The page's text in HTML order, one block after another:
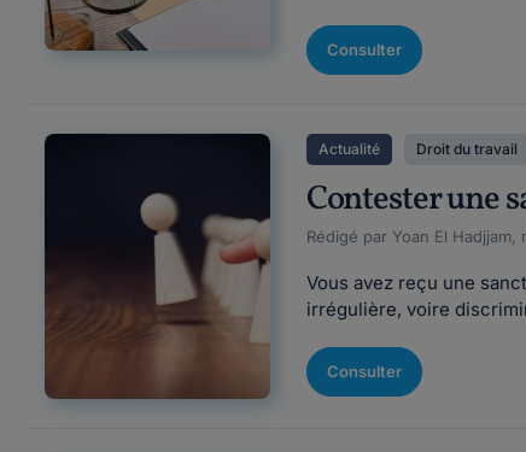
Consulter
Actualité Droit du travail
Contester une
Rédigé par Yoan El
Vous avez reçu une
irrégulière, voire
Consulter